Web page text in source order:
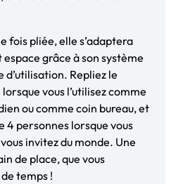
fois pliée, elle s’adaptera
grâce à son système
Repliez le
vous l’utilisez comme
ou comme coin bureau, et
personnes lorsque vous
invitez du monde. Une
de place, que vous
temps !